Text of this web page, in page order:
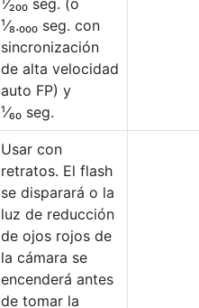
¹⁄₂₀₀ seg. (o
¹⁄₈.₀₀₀ seg. con
sincronización
de alta velocidad
auto FP) y
¹⁄₆₀ seg.
Usar con
retratos. El flash
se disparará o la
luz de reducción
de ojos rojos de
la cámara se
encenderá antes
de tomar la